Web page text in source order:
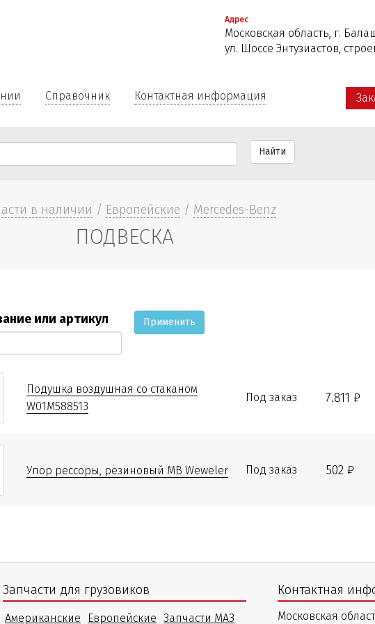
Адрес
Московская область, г.
ул. Шоссе Энтузиастов,
Справочник Контактная информация
Найти
в наличии / Европейские / Mercedes-Benz
ПОДВЕСКА
или артикул Применить
Подушка воздушная со стаканом
W01M588513
Под заказ 7.811 ₽
Упор рессоры, резиновый MB Weweler Под заказ 502 ₽
Запчасти для грузовиков
Американские Европейские Запчасти МАЗ
Контактная
Московская